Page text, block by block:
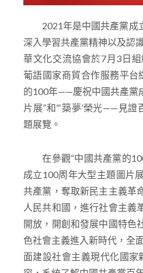
2021年是中國共產黨成立
深入學習共產黨精神以及認
華文化交流協會於7月3日
葡語國家商貿合作服務平台
的100年——慶祝中國共產黨
在參觀“中國共產黨的
成立100周年大型主題圖片
共產黨，奪取新民主主義革
人民共和國，進行社會主義
開放，開創和發展中國特色
色社會主義進入新時代，全